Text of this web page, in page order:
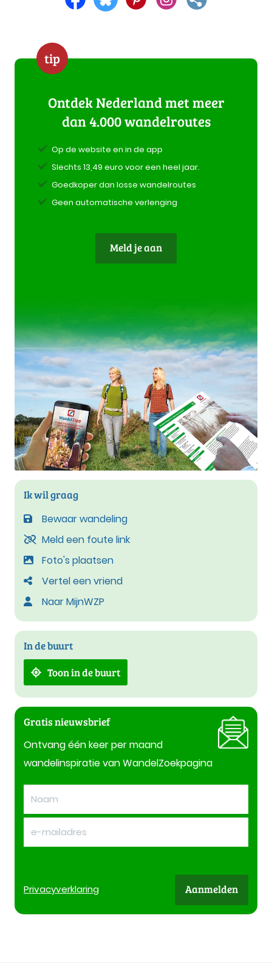
tip
Ontdek Nederland met meer
dan 4.000 wandelroutes
Op de website en in de app
Slechts 13,49 euro voor een heel jaar.
Goedkoper dan losse wandelroutes
Geen automatische verlenging
Meld je aan
Ik wil graag
Bewaar wandeling
Meld een foute link
Foto's plaatsen
Vertel een vriend
Naar MijnWZP
In de buurt
Toon in de buurt
Gratis nieuwsbrief
Ontvang één keer per maand
wandelinspiratie van WandelZoekpagina
Privacyverklaring Aanmelden